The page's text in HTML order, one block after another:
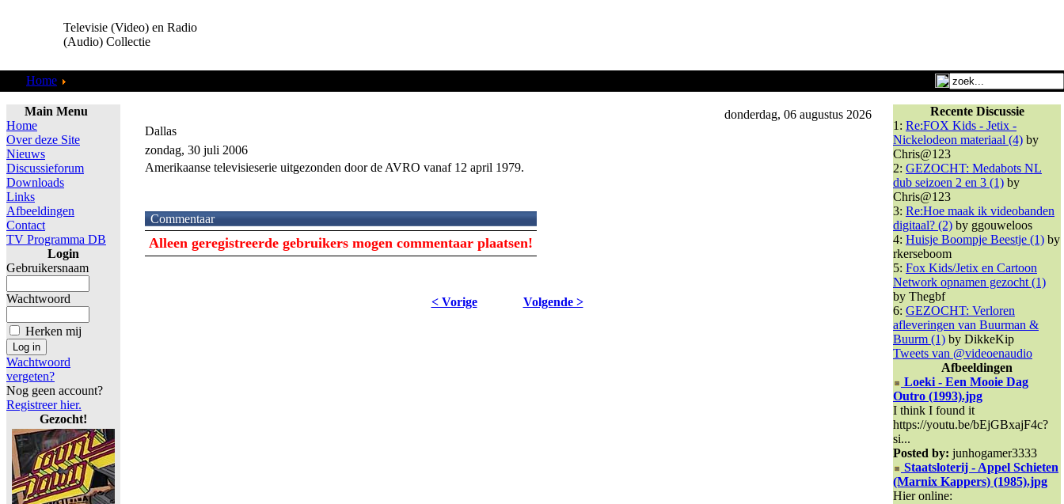
Televisie (Video) en Radio
(Audio) Collectie
Home
Main Menu
Home
Over deze Site
Nieuws
Discussieforum
Downloads
Links
Afbeeldingen
Contact
TV Programma DB
Login
Gebruikersnaam
Wachtwoord
Herken mij
Wachtwoord
vergeten?
Nog geen account?
Registreer hier.
Gezocht!
donderdag, 06 augustus 2026
Dallas
zondag, 30 juli 2006
Amerikaanse televisieserie uitgezonden door de AVRO vanaf 12 april 1979.
Commentaar
Alleen geregistreerde gebruikers mogen commentaar plaatsen!
< Vorige Volgende >
Recente Discussie
1: Re:FOX Kids - Jetix -
Nickelodeon materiaal (4) by
Chris@123
2: GEZOCHT: Medabots NL
dub seizoen 2 en 3 (1) by
Chris@123
3: Re:Hoe maak ik videobanden
digitaal? (2) by ggouweloos
4: Huisje Boompje Beestje (1) by
rkerseboom
5: Fox Kids/Jetix en Cartoon
Network opnamen gezocht (1)
by Thegbf
6: GEZOCHT: Verloren
afleveringen van Buurman &
Buurm (1) by DikkeKip
Tweets van @videoenaudio
Afbeeldingen
Loeki - Een Mooie Dag
Outro (1993).jpg
I think I found it
https://youtu.be/bEjGBxajF4c?
si...
Posted by: junhogamer3333
Staatsloterij - Appel Schieten
(Marnix Kappers) (1985).jpg
Hier online: